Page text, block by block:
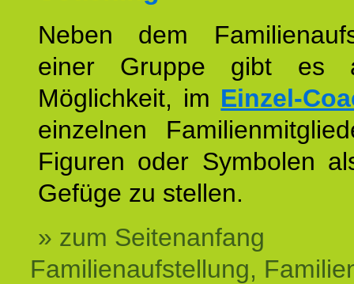
Neben dem
einer Gruppe gibt es
Möglichkeit, im Einzel-
einzelnen
Figuren oder Symbolen
Gefüge zu stellen.
» zum Seitenanfang
Familienaufstellung,